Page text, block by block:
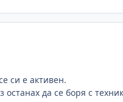
си е активен.
да се боря с